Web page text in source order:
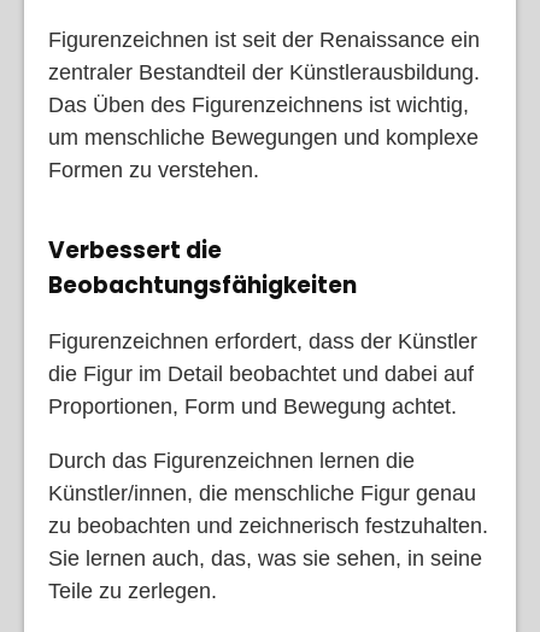
Figurenzeichnen ist seit der Renaissance ein
zentraler Bestandteil der Künstlerausbildung.
Das Üben des Figurenzeichnens ist wichtig,
um menschliche Bewegungen und komplexe
Formen zu verstehen.
Verbessert die
Beobachtungsfähigkeiten
Figurenzeichnen erfordert, dass der Künstler
die Figur im Detail beobachtet und dabei auf
Proportionen, Form und Bewegung achtet.
Durch das Figurenzeichnen lernen die
Künstler/innen, die menschliche Figur genau
zu beobachten und zeichnerisch festzuhalten.
Sie lernen auch, das, was sie sehen, in seine
Teile zu zerlegen.